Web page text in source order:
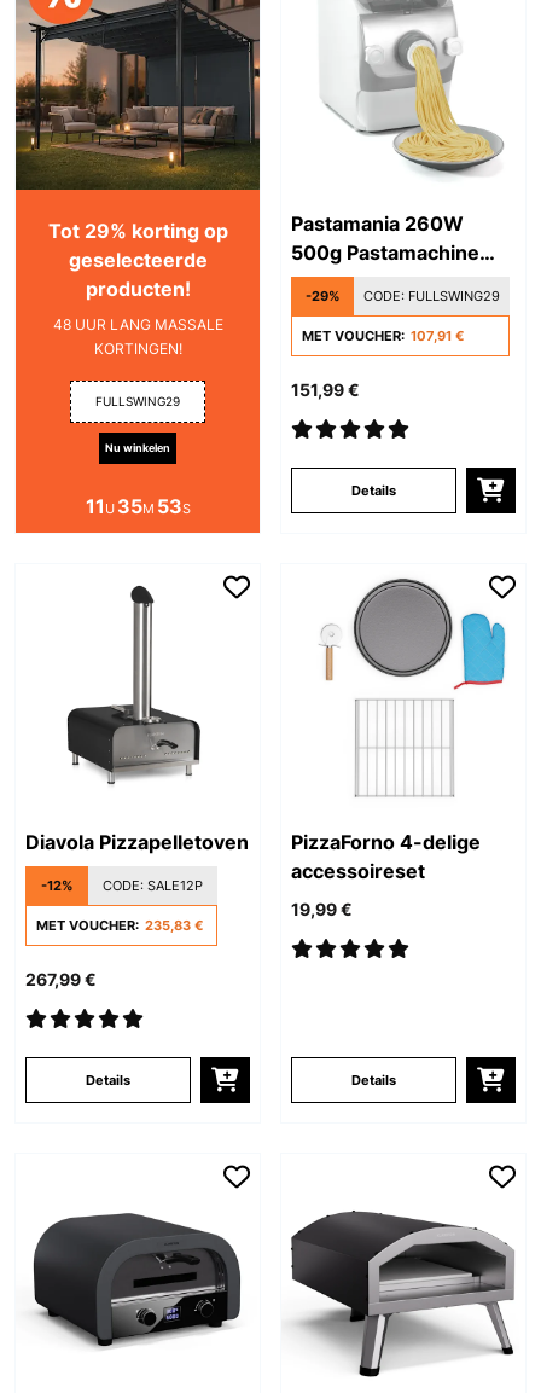
Tot 29% korting op
geselecteerde
producten!
48 UUR LANG MASSALE
KORTINGEN!
FULLSWING29
Nu winkelen
11 U 35M 52S
Pastamania 260W
500g Pastamachine
Wit
-29% CODE: FULLSWING29
MET VOUCHER: 107,91 €
151,99 €
Details
Diavola Pizzapelletoven
-12% CODE: SALE12P
MET VOUCHER: 235,83 €
267,99 €
Details
PizzaForno 4-delige
accessoireset
19,99 €
Details